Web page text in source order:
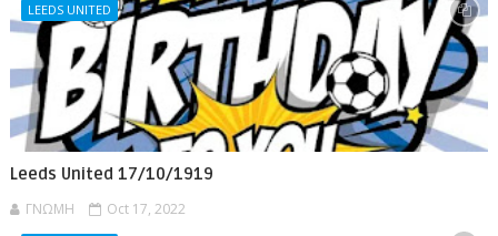
LEEDS UNITED
Leeds United 17/10/1919
ΓΝΩΜΗ Oct 17, 2022